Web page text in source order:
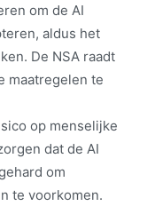
om de AI
aldus het
De NSA raadt
maatregelen te
op menselijke
dat de AI
om
te voorkomen.